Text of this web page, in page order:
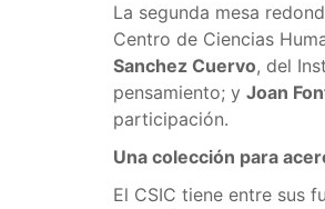
La segunda mesa
Centro de Ciencias
Sanchez Cuervo, del
pensamiento; y Joan
participación.
Una colección para
El CSIC tiene entre sus